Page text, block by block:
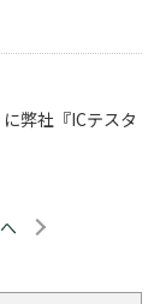
弊社『ICテスタ